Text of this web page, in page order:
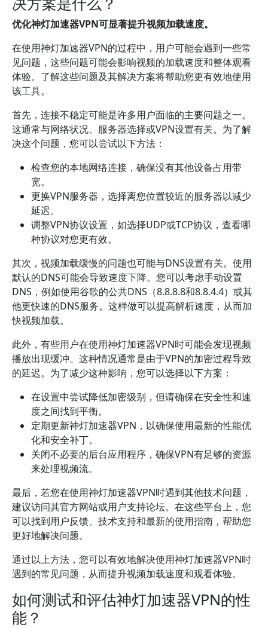
优化神灯加速器VPN可显著提升视频加载速度。
在使用神灯加速器VPN的过程中，用户可能会遇到一些常
见问题，这些问题可能会影响视频的加载速度和整体观看
体验。了解这些问题及其解决方案将帮助您更有效地使用
该工具。
首先，连接不稳定可能是许多用户面临的主要问题之一。
这通常与网络状况、服务器选择或VPN设置有关。为了解
决这个问题，您可以尝试以下方法：
检查您的本地网络连接，确保没有其他设备占用带
宽。
更换VPN服务器，选择离您位置较近的服务器以减少
延迟。
调整VPN协议设置，如选择UDP或TCP协议，查看哪
种协议对您更有效。
其次，视频加载缓慢的问题也可能与DNS设置有关。使用
默认的DNS可能会导致速度下降。您可以考虑手动设置
DNS，例如使用谷歌的公共DNS（8.8.8.8和8.8.4.4）或其
他更快速的DNS服务。这样做可以提高解析速度，从而加
快视频加载。
此外，有些用户在使用神灯加速器VPN时可能会发现视频
播放出现缓冲。这种情况通常是由于VPN的加密过程导致
的延迟。为了减少这种影响，您可以选择以下方案：
在设置中尝试降低加密级别，但请确保在安全性和速
度之间找到平衡。
定期更新神灯加速器VPN，以确保使用最新的性能优
化和安全补丁。
关闭不必要的后台应用程序，确保VPN有足够的资源
来处理视频流。
最后，若您在使用神灯加速器VPN时遇到其他技术问题，
建议访问其官方网站或用户支持论坛。在这些平台上，您
可以找到用户反馈、技术支持和最新的使用指南，帮助您
更好地解决问题。
通过以上方法，您可以有效地解决使用神灯加速器VPN时
遇到的常见问题，从而提升视频加载速度和观看体验。
如何测试和评估神灯加速器VPN的性
能？